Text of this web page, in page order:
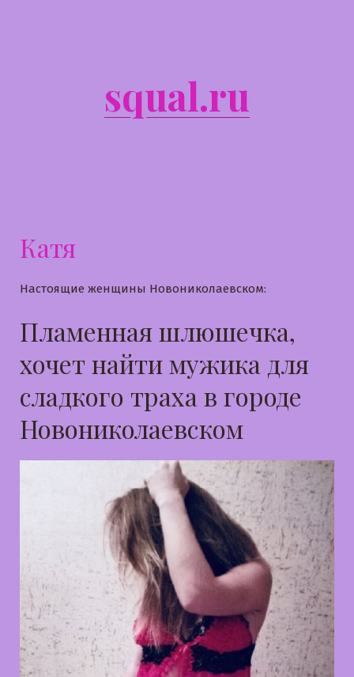
squal.ru
Катя
Настоящие женщины Новониколаевском:
Пламенная шлюшечка,
хочет найти мужика для
сладкого траха в городе
Новониколаевском